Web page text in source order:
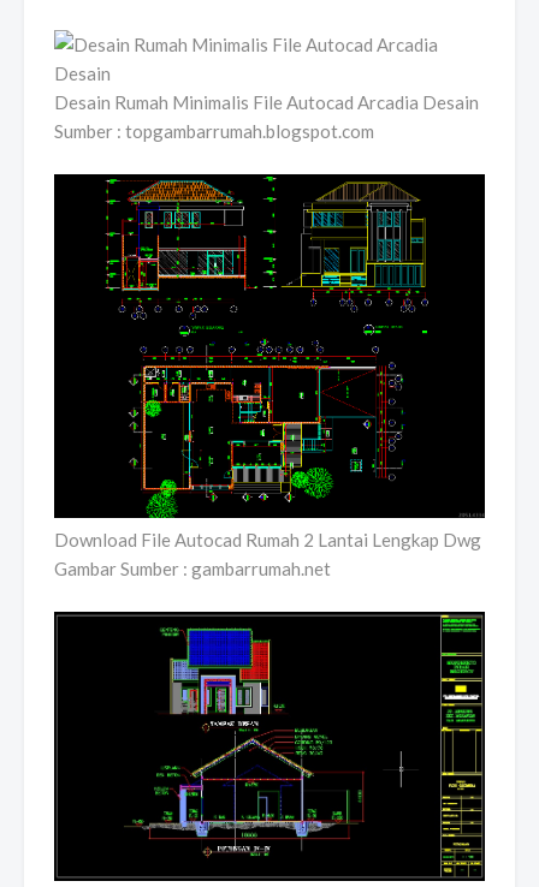
Desain Rumah Minimalis File Autocad Arcadia Desain
Sumber : topgambarrumah.blogspot.com
Download File Autocad Rumah 2 Lantai Lengkap Dwg
Gambar Sumber : gambarrumah.net